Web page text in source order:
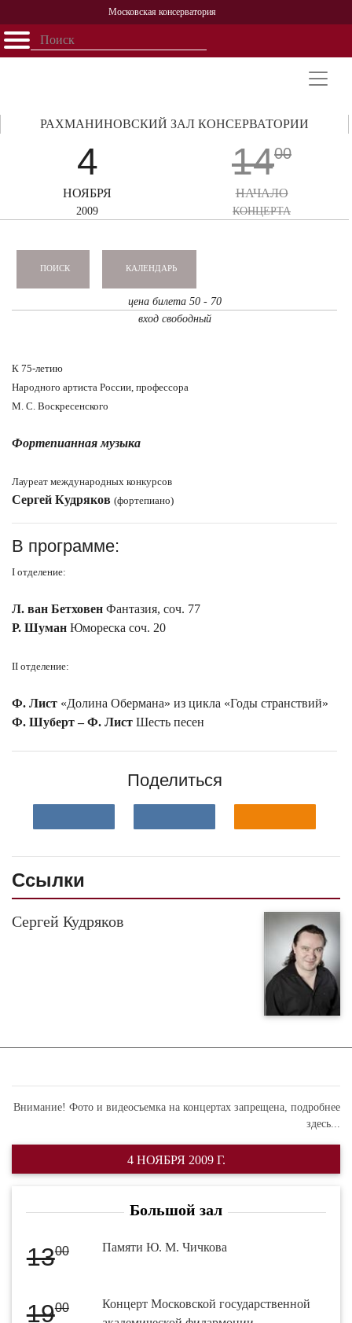
Московская консерватория
Открыть - закрыть
Персоналии
История
4
НОЯБРЯ
2009
РАХМАНИНОВСКИЙ ЗАЛ КОНСЕРВАТОРИИ
1400
НАЧАЛО
КОНЦЕРТА
ПОИСК КАЛЕНДАРЬ
цена билета 50 - 70
вход свободный
К 75-летию
Народного артиста России, профессора
М. С. Воскресенского
Фортепианная музыка
Лауреат международных конкурсов
Сергей Кудряков (фортепиано)
В программе:
I отделение:
Л. ван Бетховен Фантазия, соч. 77
Р. Шуман Юмореска соч. 20
II отделение:
Ф. Лист «Долина Обермана» из цикла «Годы странствий»
Ф. Шуберт – Ф. Лист Шесть песен
Поделиться
Ссылки
Сергей Кудряков
Внимание! Фото и видеосъемка на концертах запрещена, подробнее
здесь...
4 НОЯБРЯ 2009 Г.
Большой зал
1300 Памяти Ю. М. Чичкова
1900
Концерт Московской государственной